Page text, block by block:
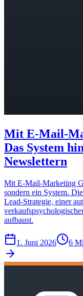
Mit E-Mail-
Das System
Newslettern
Mit E-Mail-Marketing
sondern ein System.
Lead-Strategie, einer
aufbaust.
1. Juni 2026 6